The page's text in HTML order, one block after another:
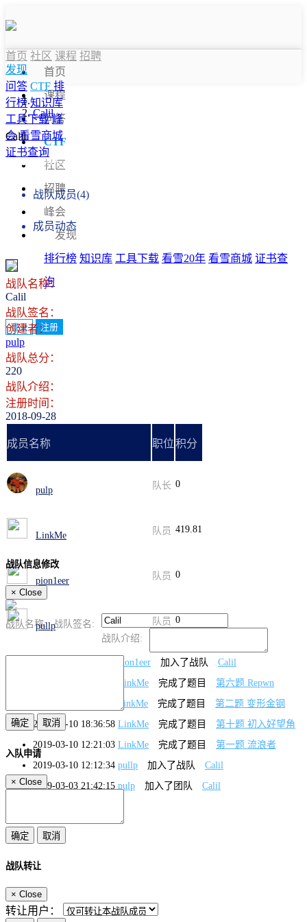
首页
课程
问答
CTF
社区
招聘
峰会
发现
排行榜 知识库 工具下载 看雪20年 看雪商城 证书查
询
登录 注册
首页 社区 课程 招聘
发现
问答 CTF 排
行榜 知识库
工具下载 峰
会 看雪商城
证书查询
Calil
Calil
战队信息
战队成员(4)
成员动态
战队名称：
Calil
战队签名：
创建者：
pulp
战队总分：
220
战队介绍：
注册时间：
2018-09-28
成员名称 职位积分
pulp 队长 0
LinkMe 队员 419.81
pion1eer 队员 0
pullp 队员 0
pion1eer 加入了战队
Calil
LinkMe 完成了题目
第六题 Repwn
LinkMe 完成了题目
第二题 变形金钢
2019-03-10 18:36:58 LinkMe 完成了题目
第十题 初入好望角
2019-03-10 12:21:03 LinkMe 完成了题目
第一题 流浪者
2019-03-10 12:12:34 pullp 加入了战队
Calil
2019-03-03 21:42:15 pulp 加入了团队 Calil
战队信息修改
× Close
战队名称:
战队签名:
战队介绍:
入队申请
× Close
战队转让
× Close
转让用户：